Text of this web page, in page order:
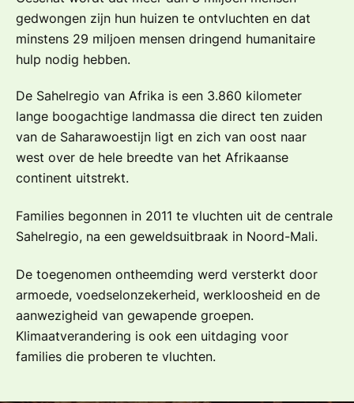
gedwongen zijn hun huizen te ontvluchten en dat
minstens 29 miljoen mensen dringend humanitaire
hulp nodig hebben.
De Sahelregio van Afrika is een 3.860 kilometer
lange boogachtige landmassa die direct ten zuiden
van de Saharawoestijn ligt en zich van oost naar
west over de hele breedte van het Afrikaanse
continent uitstrekt.
Families begonnen in 2011 te vluchten uit de centrale
Sahelregio, na een geweldsuitbraak in Noord-Mali.
De toegenomen ontheemding werd versterkt door
armoede, voedselonzekerheid, werkloosheid en de
aanwezigheid van gewapende groepen.
Klimaatverandering is ook een uitdaging voor
families die proberen te vluchten.